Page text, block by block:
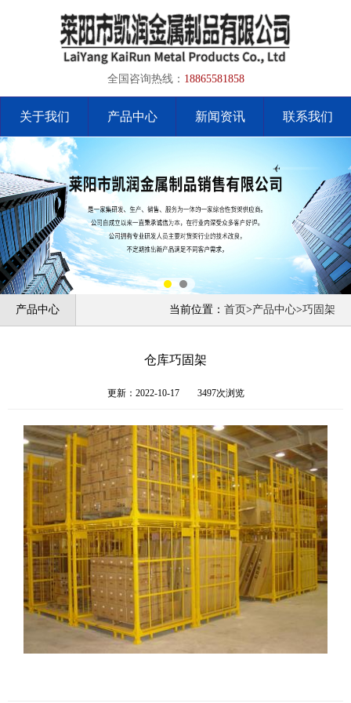
全国咨询热线： 18865581858
关于我们 产品中心 新闻资讯 联系我们
产品中心 当前位置： 首页>产品中心>巧固架
仓库巧固架
更新：2022-10-17 3497次浏览